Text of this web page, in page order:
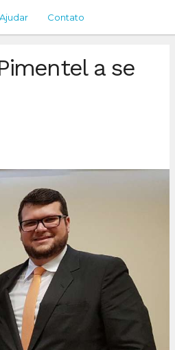
Contato
a se